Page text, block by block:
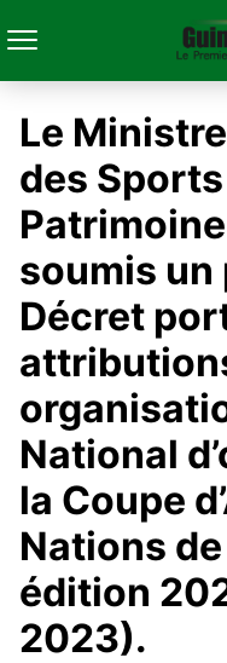
Le
des
soumis un
Décret
National
la Coupe
Nations
édition
2023).